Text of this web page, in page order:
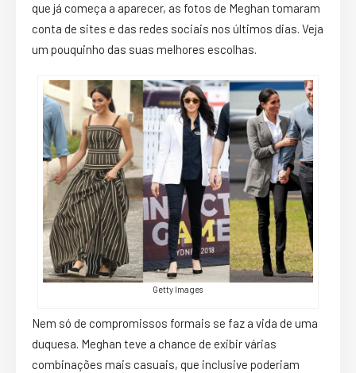
que já começa a aparecer, as fotos de Meghan tomaram
conta de sites e das redes sociais nos últimos dias. Veja
um pouquinho das suas melhores escolhas.
Getty Images
Nem só de compromissos formais se faz a vida de uma
duquesa. Meghan teve a chance de exibir várias
combinações mais casuais, que inclusive poderiam